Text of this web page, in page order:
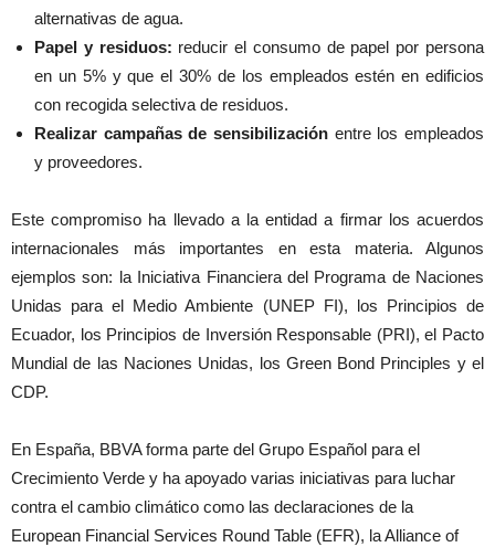
alternativas de agua.
Papel y residuos: reducir el consumo de papel por persona
en un 5% y que el 30% de los empleados estén en edificios
con recogida selectiva de residuos.
Realizar campañas de sensibilización entre los empleados
y proveedores.
Este compromiso ha llevado a la entidad a firmar los acuerdos
internacionales más importantes en esta materia. Algunos
ejemplos son: la Iniciativa Financiera del Programa de Naciones
Unidas para el Medio Ambiente (UNEP FI), los Principios de
Ecuador, los Principios de Inversión Responsable (PRI), el Pacto
Mundial de las Naciones Unidas, los Green Bond Principles y el
CDP.
En España, BBVA forma parte del Grupo Español para el
Crecimiento Verde y ha apoyado varias iniciativas para luchar
contra el cambio climático como las declaraciones de la
European Financial Services Round Table (EFR), la Alliance of